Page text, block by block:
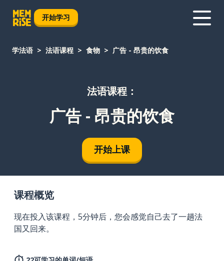
开始学习
学法语 法语课程 食物 广告 - 昂贵的饮食
法语课程：
广告 - 昂贵的饮食
开始上课
课程概览
现在投入该课程，5分钟后，您会感觉自己去了一趟法
国又回来。